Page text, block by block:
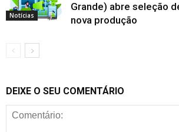
Notícias
Grande) abre seleção
nova produção
DEIXE O SEU COMENTÁRIO